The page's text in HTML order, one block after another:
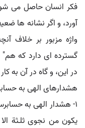
فکر انسان حاصل می
آورد، و اگر نشانه ها
واژه مزبور بر خلاف
گسترده ای دارد که
در این، و گاه در آن به
هشدارهای الهی به
۱- هشدار الهی به
یکون من نجوی ثلـثة